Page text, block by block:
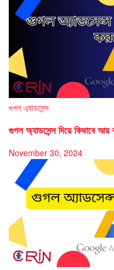
গুগল এ্যাডসেন্স
গুগল অ্যাডসেন্স দিয়ে কিভাবে আয়
November 30, 2024